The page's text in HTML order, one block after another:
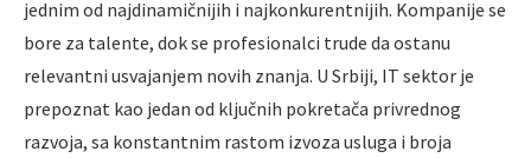
jednim od najdinamičnijih i najkonkurentnijih. Kompanije se
bore za talente, dok se profesionalci trude da ostanu
relevantni usvajanjem novih znanja. U Srbiji, IT sektor je
prepoznat kao jedan od ključnih pokretača privrednog
razvoja, sa konstantnim rastom izvoza usluga i broja